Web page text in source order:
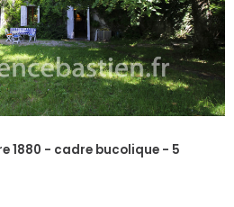
1880 - cadre bucolique - 5